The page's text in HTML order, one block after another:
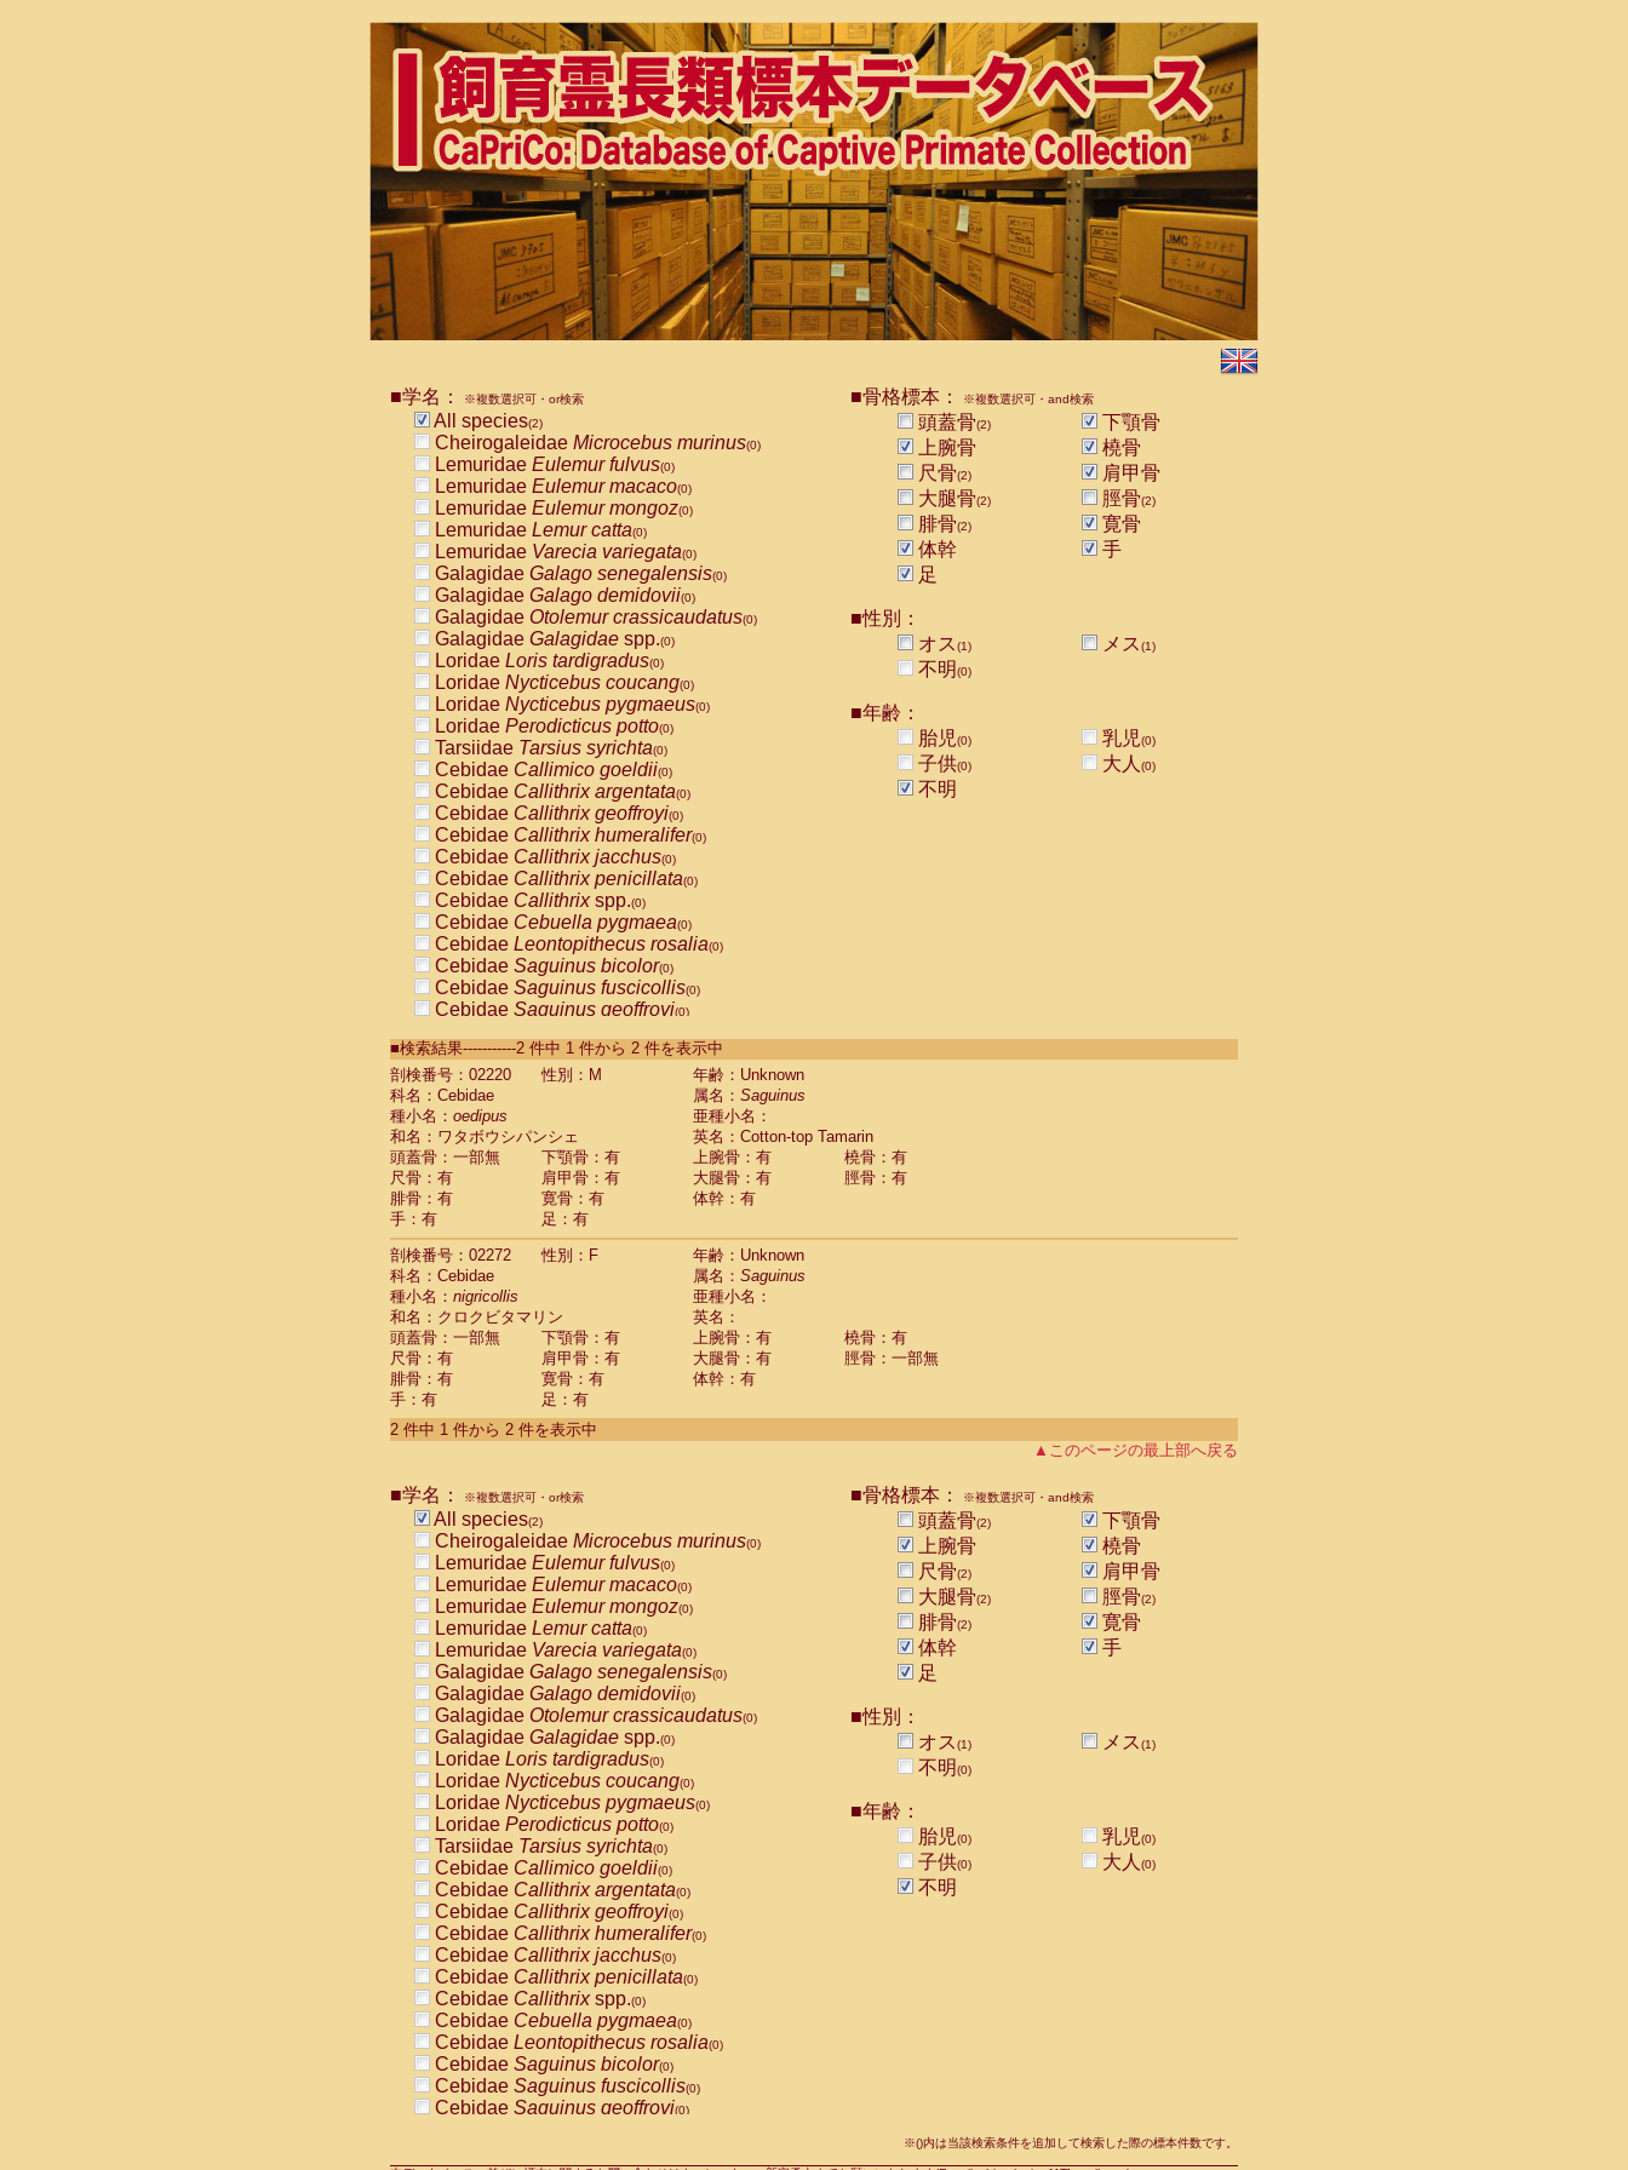
■学名： ※複数選択可・or検索
All species(2)
Cheirogaleidae Microcebus murinus(0)
Lemuridae Eulemur fulvus(0)
Lemuridae Eulemur macaco(0)
Lemuridae Eulemur mongoz(0)
Lemuridae Lemur catta(0)
Lemuridae Varecia variegata(0)
Galagidae Galago senegalensis(0)
Galagidae Galago demidovii(0)
Galagidae Otolemur crassicaudatus(0)
Galagidae Galagidae spp.(0)
Loridae Loris tardigradus(0)
Loridae Nycticebus coucang(0)
Loridae Nycticebus pygmaeus(0)
Loridae Perodicticus potto(0)
Tarsiidae Tarsius syrichta(0)
Cebidae Callimico goeldii(0)
Cebidae Callithrix argentata(0)
Cebidae Callithrix geoffroyi(0)
Cebidae Callithrix humeralifer(0)
Cebidae Callithrix jacchus(0)
Cebidae Callithrix penicillata(0)
Cebidae Callithrixspp.(0)
Cebidae Cebuella pygmaea(0)
Cebidae Leontopithecus rosalia(0)
Cebidae Saguinus bicolor(0)
Cebidae Saguinus fuscicollis(0)
Cebidae Saguinus geoffroyi(0)
CebidaeSaguinus labiatus(0)
Cebidae Saguinus leucopus (0)
Cebidae
Cebidae
CebidaeSaguinus nigricollis (1)
Cebidae Saguinus oedipus
Cebidae Saguinus weddelli
Cebidae Saguinusspp.
Cebidae Aotus trivirgatus
Cebidae Cebus albifrons
Cebidae
CebidaeCebus capucinus
CebidaeCebus nigrivittatus
Cebidae Cebusspp.(0)
Cebidae Saimiri boliviensis
Cebidae Saimiri sciureus
Atelidae Alouatta caraya
AtelidaeAlouatta fusca
AtelidaeAlouatta seniculus
AtelidaeAteles belzebuth
AtelidaeAteles geoffroyi
AtelidaeAteles paniscus(0)
AtelidaeAtelesspp. (0)
AtelidaeLagothrix lagothricha
AtelidaeLagothrix lagothricha cana
PitheciidaeCacajao calvus rubicundus
PitheciidaeCallicebus cupreus
PitheciidaeCallicebus donacophilus
PitheciidaeCallicebus moloch
PitheciidaeCallicebus torquatus(0)
PitheciidaeCallicebusspp.
PitheciidaeChiropotes satanas
PitheciidaePithecia monachus
PitheciidaePithecia pithecia (0)
CercopithecidaeCercocebus agilis
CercopithecidaeCercocebus galeritus chrysogaster
CercopithecidaeCercocebus torquatus atys
CercopithecidaeCercocebus torquatus lunulatus
CercopithecidaeCercocebus torquatus torquatus
CercopithecidaeCercocebushybrid
CercopithecidaeCercocebusspp.
CercopithecidaeLophocebus albigena
CercopithecidaePapio anubis
CercopithecidaePapio cynocephalus
CercopithecidaePapio hamadryas
CercopithecidaePapio papio
CercopithecidaePapiospp.(0)
CercopithecidaeMandrillus leucophaeus
CercopithecidaeMandrillus sphinx
CercopithecidaeMacaca arctoides(0)
■骨格標本： ※複数選択可・and検索
頭蓋骨(2)
下顎骨
上腕骨
橈骨
尺骨(2)
肩甲骨
大腿骨(2) 脛骨(2)
腓骨(2)
寛骨
体幹
手
足
■性別：
オス(1) メス(1)
不明(0)
■年齢：
胎児(0) 乳児(0)
子供(0) 大人 (0)
不明
■検索結果-----------2 件中 1 件から 2 件を表示中
剖検番号：02220
性別：M
年齢：Unknown
科名：Cebidae
属名： Saguinus
種小名： oedipus
亜種小名：
和名：ワタボウシパンシェ
英名：Cotton-top Tamarin
頭蓋骨：一部無
下顎骨：有 上腕骨：有
橈骨：有
尺骨：有
肩甲骨：有 大腿骨：有
脛骨：有
腓骨：有
寛骨：有
体幹：有
手：有
足：有
剖検番号：02272
性別：F
年齢：Unknown
科名：Cebidae
属名： Saguinus
種小名： nigricollis
亜種小名：
和名：クロクビタマリン
英名：
頭蓋骨：一部無
下顎骨：有 上腕骨：有
橈骨：有
尺骨：有
肩甲骨：有 大腿骨：有
脛骨：一部無
腓骨：有
寛骨：有
体幹：有
手：有
足：有
2 件中 1 件から 2 件を表示中
▲このページの最上部へ戻る
■学名： ※複数選択可・or検索
All species(2)
Cheirogaleidae Microcebus murinus(0)
Lemuridae Eulemur fulvus(0)
Lemuridae Eulemur macaco(0)
Lemuridae Eulemur mongoz(0)
Lemuridae Lemur catta(0)
Lemuridae Varecia variegata(0)
Galagidae Galago senegalensis(0)
Galagidae Galago demidovii(0)
Galagidae Otolemur crassicaudatus(0)
Galagidae Galagidae spp.(0)
Loridae Loris tardigradus(0)
Loridae Nycticebus coucang(0)
Loridae Nycticebus pygmaeus(0)
Loridae Perodicticus potto(0)
Tarsiidae Tarsius syrichta(0)
Cebidae Callimico goeldii(0)
Cebidae Callithrix argentata(0)
Cebidae Callithrix geoffroyi(0)
Cebidae Callithrix humeralifer(0)
Cebidae Callithrix jacchus(0)
Cebidae Callithrix penicillata(0)
Cebidae Callithrixspp.(0)
Cebidae Cebuella pygmaea(0)
Cebidae Leontopithecus rosalia(0)
Cebidae Saguinus bicolor(0)
Cebidae Saguinus fuscicollis(0)
Cebidae Saguinus geoffroyi(0)
■骨格標本： ※複数選択可・and検索
頭蓋骨(2)
下顎骨
上腕骨
橈骨
尺骨(2)
肩甲骨
大腿骨(2) 脛骨(2)
腓骨(2)
寛骨
体幹
手
足
■性別：
オス(1) メス(1)
不明(0)
■年齢：
胎児(0) 乳児(0)
子供(0) 大人 (0)
不明
※()内は当該検索条件を追加して検索した際の標本件数です。